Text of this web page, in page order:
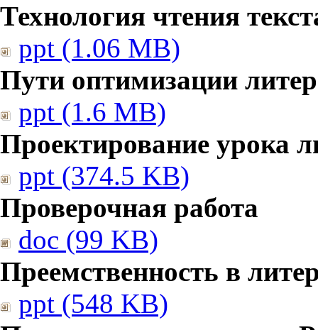
Технология чтения
ppt (1.06 MB)
Пути оптимизации
ppt (1.6 MB)
Проектирование урока
ppt (374.5 KB)
Проверочная работа
doc (99 KB)
Преемственность в
ppt (548 KB)